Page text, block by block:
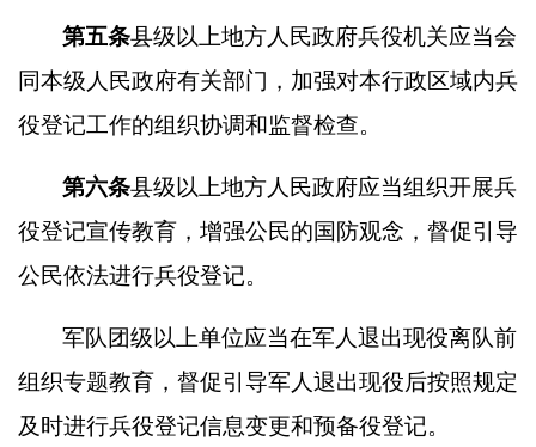
第五条县级以上地方人民政府兵役机关应当会
同本级人民政府有关部门，加强对本行政区域内兵
役登记工作的组织协调和监督检查。
第六条县级以上地方人民政府应当组织开展兵
役登记宣传教育，增强公民的国防观念，督促引导
公民依法进行兵役登记。
军队团级以上单位应当在军人退出现役离队前
组织专题教育，督促引导军人退出现役后按照规定
及时进行兵役登记信息变更和预备役登记。